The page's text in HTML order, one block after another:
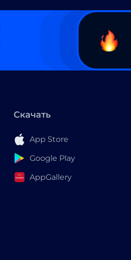
Скачать
App Store
Google Play
AppGallery